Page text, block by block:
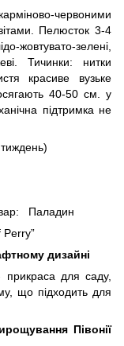
червоними
Пелюсток 3-4
жовтувато-зелені,
Тичинки: нитки
красиве вузьке
40-50 см. у
підтримка не
тиждень)
Паладин
дизайні
прикраса для саду,
що підходить для
Півонії